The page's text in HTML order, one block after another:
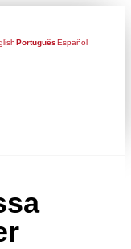
PortuguêsEspañol